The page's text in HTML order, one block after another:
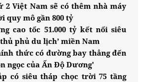
2 Việt Nam sẽ có thêm nhà máy
quy mô gần 800 tỷ
cao tốc 51.000 tỷ kết nối siêu
phủ du lịch’ miền Nam
thức có đường bay thẳng đến
ngọc của Ấn Độ Dương'
có siêu tháp chọc trời 75 tầng